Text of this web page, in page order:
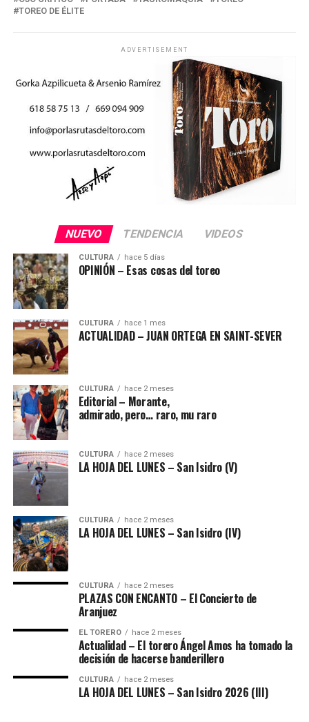
TOREO DE ÉLITE
ADVERTISEMENT
NUEVO TENDENCIA VIDEOS
CULTURA hace 5 días
OPINIÓN – Esas cosas del toreo
CULTURA hace 1 mes
ACTUALIDAD – JUAN ORTEGA EN SAINT-SEVER
CULTURA hace 2 meses
Editorial – Morante,
admirado, pero… raro, mu raro
CULTURA hace 2 meses
LA HOJA DEL LUNES – San Isidro (V)
CULTURA hace 2 meses
LA HOJA DEL LUNES – San Isidro (IV)
CULTURA hace 2 meses
PLAZAS CON ENCANTO – El Concierto de
Aranjuez
EL TORERO hace 2 meses
Actualidad – El torero Ángel Amos ha tomado la
decisión de hacerse banderillero
CULTURA hace 2 meses
LA HOJA DEL LUNES – San Isidro 2026 (III)